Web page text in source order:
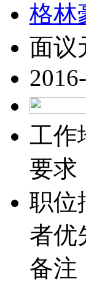
格林
面议
工作
要求
职位
者优
备注